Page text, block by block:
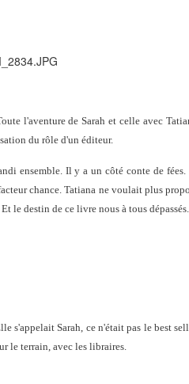
l'aventure de Sarah et celle avec
du rôle d'un éditeur.
ensemble. Il y a un côté conte de
chance. Tatiana ne voulait plus
Et le destin de ce livre nous à tous dépassés.
s'appelait Sarah, ce n'était pas le best
le terrain, avec les libraires.